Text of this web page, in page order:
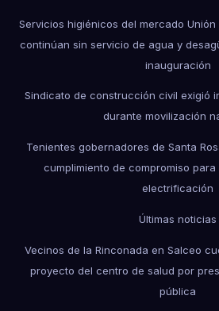
Servicios higiénicos del mercado
continúan sin servicio de agua y
inauguración
Sindicato de construcción civil exigió
durante movilización
Tenientes gobernadores de Santa
cumplimiento de compromiso
electrificación
Últimas noticias
Vecinos de la Rinconada en Salceo
proyecto del centro de salud por
pública